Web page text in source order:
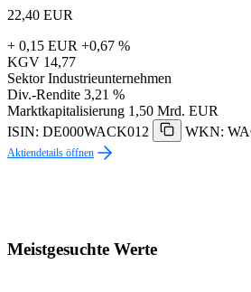
22,40 EUR
+ 0,15 EUR +0,67 %
KGV 14,77
Sektor Industrieunternehmen
Div.-Rendite 3,21 %
Marktkapitalisierung 1,50 Mrd. EUR
ISIN: DE000WACK012
WKN:
Aktiendetails öffnen
Meistgesuchte Werte